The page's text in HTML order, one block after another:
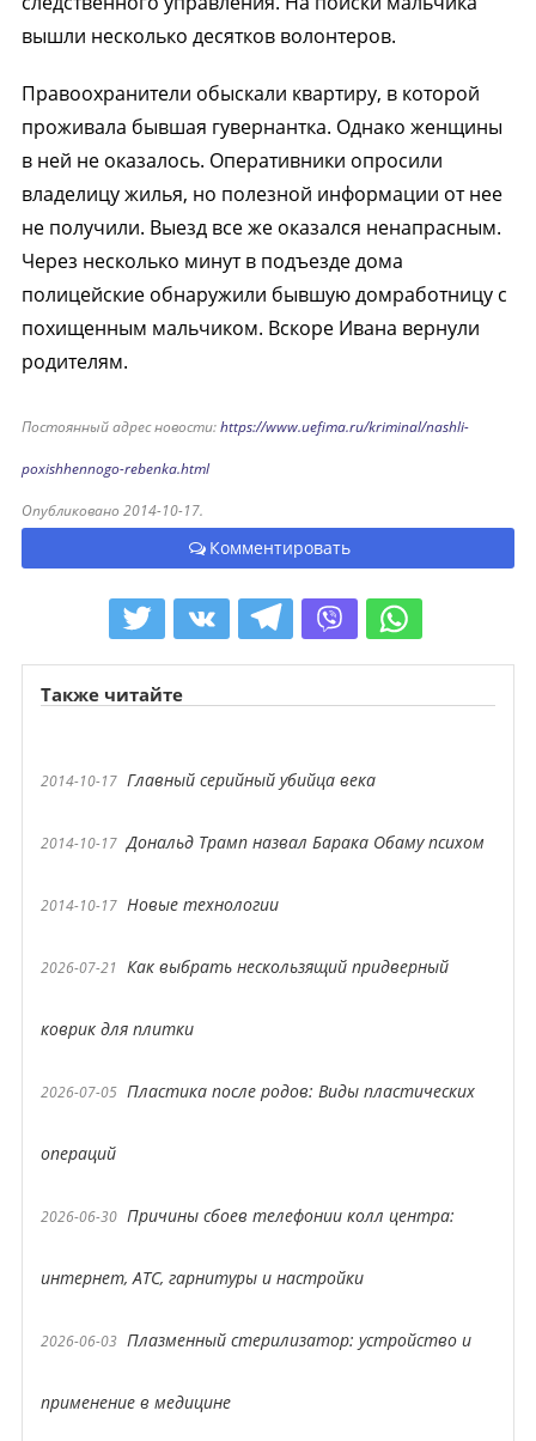
вышли несколько десятков волонтеров.
Правоохранители обыскали квартиру, в которой
проживала бывшая гувернантка. Однако женщины
в ней не оказалось. Оперативники опросили
владелицу жилья, но полезной информации от нее
не получили. Выезд все же оказался ненапрасным.
Через несколько минут в подъезде дома
полицейские обнаружили бывшую домработницу с
похищенным мальчиком. Вскоре Ивана вернули
родителям.
Постоянный адрес новости:https://www.uefima.ru/kriminal/nashli-
poxishhennogo-rebenka.html
Опубликовано 2014-10-17.
Комментировать
Также читайте
2014-10-17 Главный серийный убийца века
2014-10-17 Дональд Трамп назвал Барака Обаму психом
2014-10-17 Новые технологии
2026-07-21 Как выбрать нескользящий придверный
коврик для плитки
2026-07-05 Пластика после родов: Виды пластических
операций
2026-06-30 Причины сбоев телефонии колл центра:
интернет, АТС, гарнитуры и настройки
2026-06-03 Плазменный стерилизатор: устройство и
применение в медицине